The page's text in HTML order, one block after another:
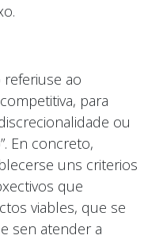
referiuse ao
para
ou
En concreto,
uns criterios
que
viables, que se
sen atender a